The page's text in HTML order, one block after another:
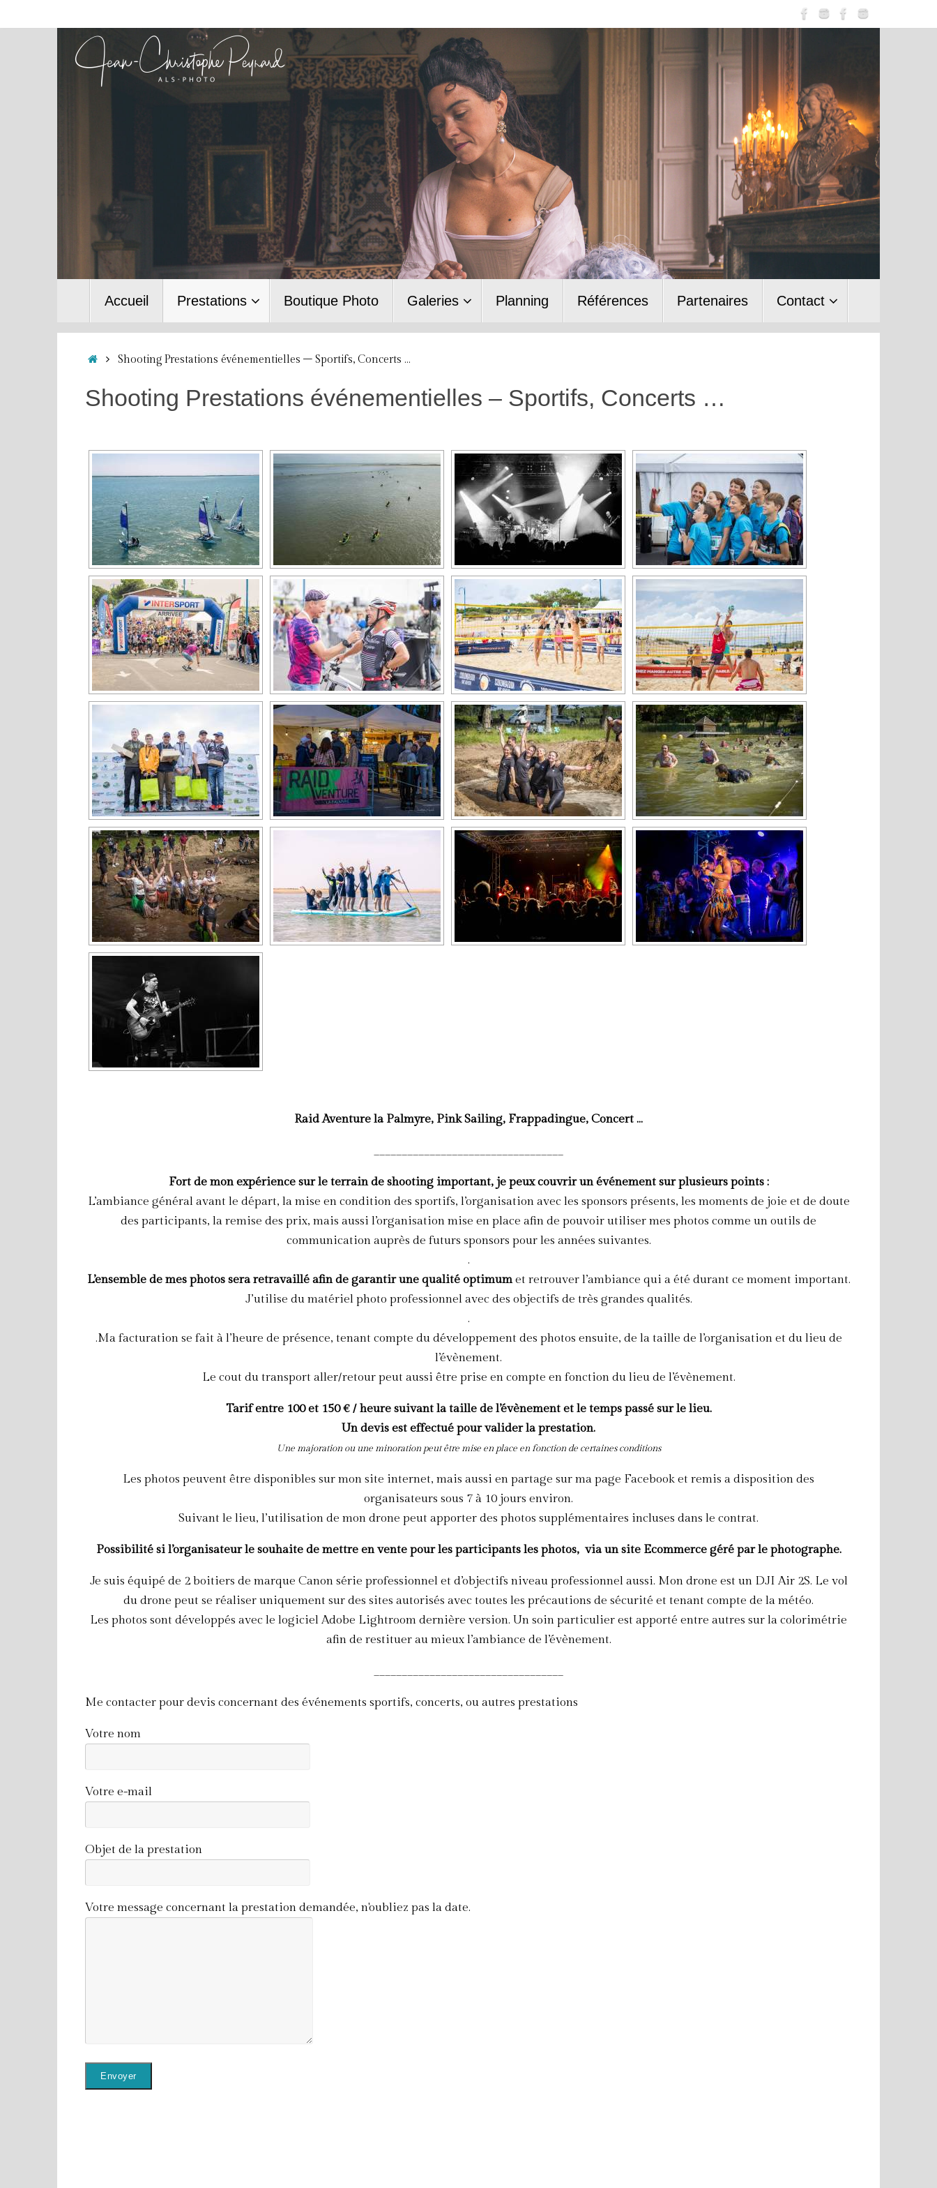
au
Accueil Prestations Boutique Photo Galeries Planning Références Partenaires Contact
Accueil
Shooting Prestations événementielles – Sportifs, Concerts …
Shooting Prestations événementielles – Sportifs, Concerts …
Raid Aventure la Palmyre, Pink Sailing, Frappadingue, Concert …
Fort de mon expérience sur le terrain de shooting important, je peux couvrir un événement sur plusieurs points :
L’ambiance général avant le départ, la mise en condition des sportifs, l’organisation avec les sponsors présents, les moments de joie et de doute
des participants, la remise des prix, mais aussi l’organisation mise en place afin de pouvoir utiliser mes photos comme un outils de
communication auprès de futurs sponsors pour les années suivantes.
.
L’ensemble de mes photos sera retravaillé afin de garantir une qualité optimumet retrouver l’ambiance qui a été durant ce moment important.
J’utilise du matériel photo professionnel avec des objectifs de très grandes qualités.
.
.Ma facturation se fait à l’heure de présence, tenant compte du développement des photos ensuite, de la taille de l’organisation et du lieu de
l’évènement.
Le cout du transport aller/retour peut aussi être prise en compte en fonction du lieu de l’évènement.
Tarif entre 100 et 150 € / heure suivant la taille de l’évènement et le temps passé sur le lieu.
Un devis est effectué pour valider la prestation.
Une majoration ou une minoration peut être mise en place en fonction de certaines conditions
Les photos peuvent être disponibles sur mon site internet, mais aussi en partage sur ma page Facebook et remis a disposition des
organisateurs sous 7 à 10 jours environ.
Suivant le lieu, l’utilisation de mon drone peut apporter des photos supplémentaires incluses dans le contrat.
Possibilité si l’organisateur le souhaite de mettre en vente pour les participants les photos, via un site Ecommerce géré par le photographe.
Je suis équipé de 2 boitiers de marque Canon série professionnel et d’objectifs niveau professionnel aussi. Mon drone est un DJI Air 2S. Le vol
du drone peut se réaliser uniquement sur des sites autorisés avec toutes les précautions de sécurité et tenant compte de la météo.
Les photos sont développés avec le logiciel Adobe Lightroom dernière version. Un soin particulier est apporté entre autres sur la colorimétrie
afin de restituer au mieux l’ambiance de l’évènement.
Me contacter pour devis concernant des événements sportifs, concerts, ou autres prestations
Votre nom
Votre e-mail
Objet de la prestation
Votre message concernant la prestation demandée, n'oubliez pas la date.